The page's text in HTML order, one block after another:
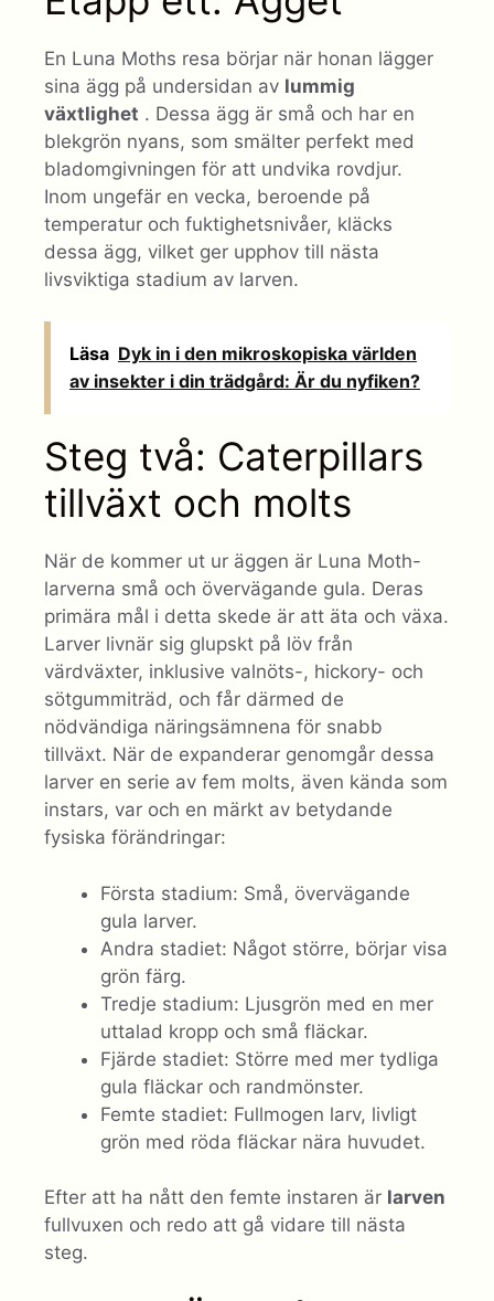
En Luna Moths resa börjar när honan lägger
sina ägg på undersidan av lummig
växtlighet . Dessa ägg är små och har en
blekgrön nyans, som smälter perfekt med
bladomgivningen för att undvika rovdjur.
Inom ungefär en vecka, beroende på
temperatur och fuktighetsnivåer, kläcks
dessa ägg, vilket ger upphov till nästa
livsviktiga stadium av larven.
Läsa Dyk in i den mikroskopiska världen
av insekter i din trädgård: Är du nyfiken?
Steg två: Caterpillars
tillväxt och molts
När de kommer ut ur äggen är Luna Moth-
larverna små och övervägande gula. Deras
primära mål i detta skede är att äta och växa.
Larver livnär sig glupskt på löv från
värdväxter, inklusive valnöts-, hickory- och
sötgummiträd, och får därmed de
nödvändiga näringsämnena för snabb
tillväxt. När de expanderar genomgår dessa
larver en serie av fem molts, även kända som
instars, var och en märkt av betydande
fysiska förändringar:
Första stadium: Små, övervägande
gula larver.
Andra stadiet: Något större, börjar visa
grön färg.
Tredje stadium: Ljusgrön med en mer
uttalad kropp och små fläckar.
Fjärde stadiet: Större med mer tydliga
gula fläckar och randmönster.
Femte stadiet: Fullmogen larv, livligt
grön med röda fläckar nära huvudet.
Efter att ha nått den femte instaren är larven
fullvuxen och redo att gå vidare till nästa
steg.